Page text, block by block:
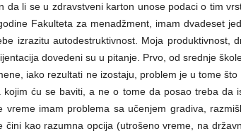
da li se u zdravstveni karton unose podaci o tim
Fakulteta za menadžment, imam dvadeset
izrazitu autodestruktivnost. Moja produktivnost,
dovedeni su u pitanje. Prvo, od srednje
iako rezultati ne izostaju, problem je u tome
kojim ću se baviti, a ne o tome da posao treba da
vreme imam problema sa učenjem gradiva,
čini kao razumna opcija (utrošeno vreme, na